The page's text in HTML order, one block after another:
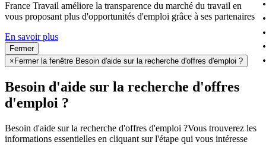
France Travail améliore la transparence du marché du travail en
vous proposant plus d'opportunités d'emploi grâce à ses partenaires
En savoir plus
Fermer
× Fermer la fenêtre Besoin d'aide sur la recherche d'offres d'emploi ?
Besoin d'aide sur la recherche d'offres
d'emploi ?
Besoin d'aide sur la recherche d'offres d'emploi ?Vous trouverez les
informations essentielles en cliquant sur l'étape qui vous intéresse